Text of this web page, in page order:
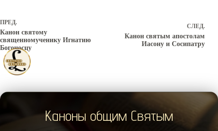
ПРЕД.
Канон святому
священномученику Игнатию
Богоносцу
СЛЕД.
Канон святым апостолам
Иасону и Сосипатру
Каноны общим Святым